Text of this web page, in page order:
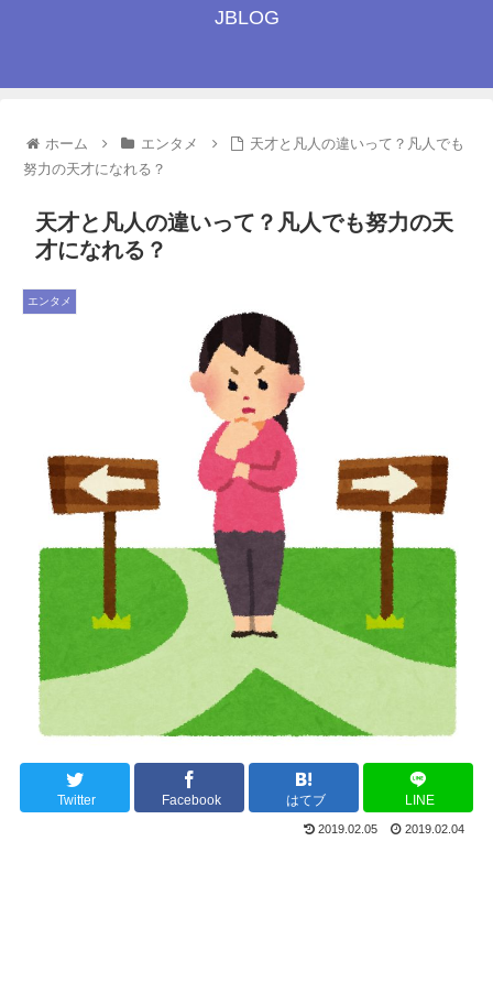
JBLOG
ホーム エンタメ
天才と凡人の違いって？凡人でも
努力の天才になれる？
天才と凡人の違いって？凡人でも努力の天
才になれる？
エンタメ
Twitter Facebook はてブ LINE
2019.02.05 2019.02.04